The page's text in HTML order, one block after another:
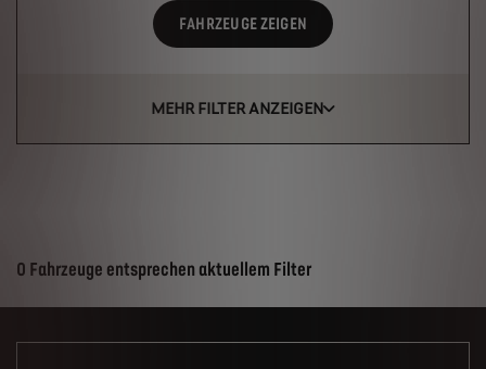
FAHRZEUGE ZEIGEN
MEHR FILTER ANZEIGEN
Suchergebnisse
0 Fahrzeuge entsprechen aktuellem Filter